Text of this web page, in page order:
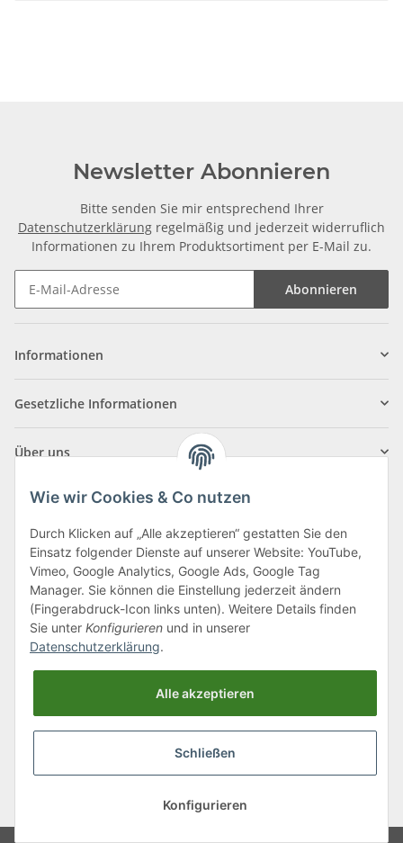
Newsletter Abonnieren
Bitte senden Sie mir entsprechend Ihrer
Datenschutzerklärung regelmäßig und jederzeit widerruflich
Informationen zu Ihrem Produktsortiment per E-Mail zu.
Abonnieren
Informationen
Gesetzliche Informationen
Über uns
Klagenfurter Straße 29
9556 Liebenfels
Montag bis Donnerstag: 8:00 bis 16:30 Uhr
Freitag: 8:00 bis 12:00 Uhr
Tel.:0043 (0) 4262 50900
office@cncshop.at
* Alle Preise inkl. gesetzlicher USt., zzgl.Versand, zzgl.
Wie wir Cookies & Co nutzen
Durch Klicken auf „Alle akzeptieren“ gestatten Sie den
Einsatz folgender Dienste auf unserer Website: YouTube,
Vimeo, Google Analytics, Google Ads, Google Tag
Manager. Sie können die Einstellung jederzeit ändern
(Fingerabdruck-Icon links unten). Weitere Details finden
Sie unter Konfigurieren und in unserer
Datenschutzerklärung.
Alle akzeptieren
Schließen
Konfigurieren